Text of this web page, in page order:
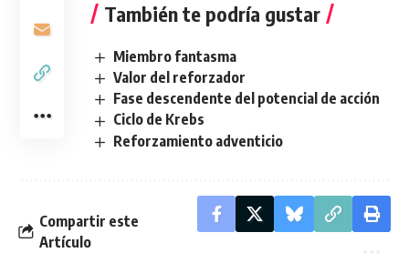
También te podría gustar
Miembro fantasma
Valor del reforzador
Fase descendente del potencial de acción
Ciclo de Krebs
Reforzamiento adventicio
Compartir este
Artículo